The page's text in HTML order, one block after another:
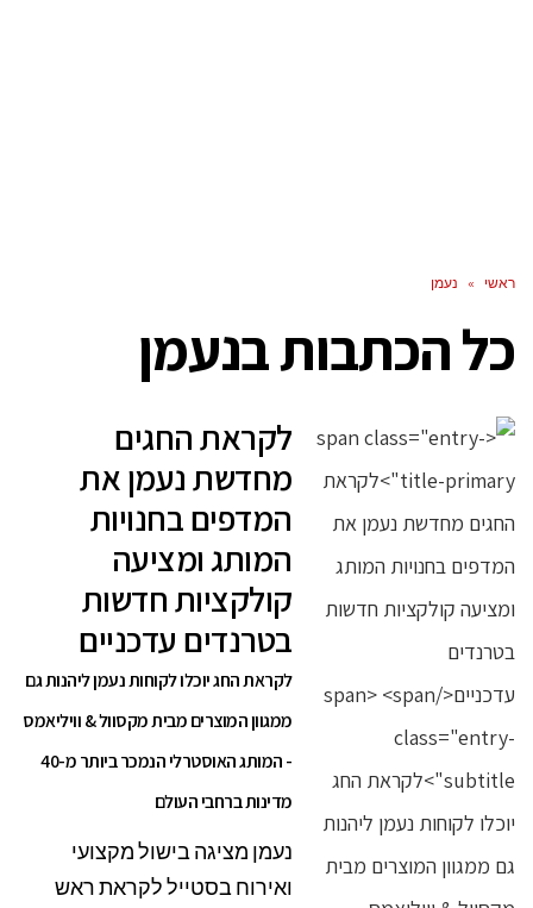
ראשי » נעמן
כל הכתבות בנעמן
לקראת החגים
מחדשת נעמן את
המדפים בחנויות
המותג ומציעה
קולקציות חדשות
בטרנדים עדכניים
לקראת החג יוכלו לקוחות נעמן ליהנות גם
ממגוון המוצרים מבית מקסוול & וויליאמס
- המותג האוסטרלי הנמכר ביותר מ-40
מדינות ברחבי העולם
נעמן מציגה בישול מקצועי
ואירוח בסטייל לקראת ראש